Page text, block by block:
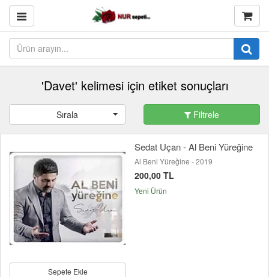
'Davet' kelimesi için etiket sonuçları
Sırala Filtrele
Sepete Ekle
Sedat Uçan - Al Beni Yüreğine
Al Beni Yüreğine - 2019
200,00 TL
Yeni Ürün